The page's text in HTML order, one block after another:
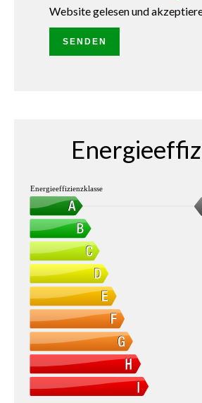
Website gelesen und
SENDEN
Energieeffizienzklasse